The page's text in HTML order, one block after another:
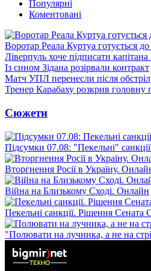
Популярні
Коментовані
Воротар Реала Куртуа готується
Ліверпуль хоче підписати
Із сином Зідана розірвали контракт
Матч УПЛ перенесли після
Тренер Карабаху розкрив
Сюжети
Підсумки 07.08: "Пекельні"
Вторгнення Росії в Україну.
Війна на Близькому Сході. Онлайн
Пекельні санкції. Рішення
"Полювати на лучника, а не на